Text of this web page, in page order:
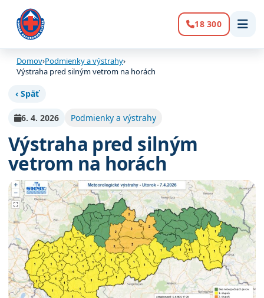
Volanie:
18 300
Domov›Podmienky a výstrahy›
Výstraha pred silným vetrom na horách
‹ Späť
6. 4. 2026 Podmienky a výstrahy
Výstraha pred silným
vetrom na horách